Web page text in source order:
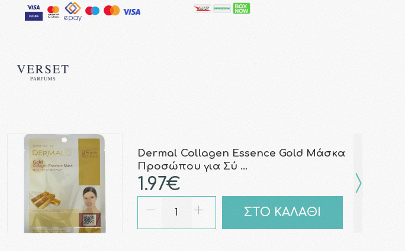
Dermal Collagen Essence Gold Μάσκα
Προσώπου για Σύ …
1.97€
ΣΤΟ ΚΑΛΑΘΙ